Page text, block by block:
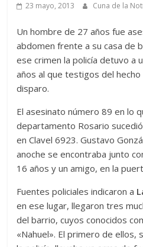
23 mayo, 2013 Cuna de la
Un hombre de 27 años fue
abdomen frente a su casa de
ese crimen la policía detuvo a
años al que testigos del
disparo.
El asesinato número 89 en lo
departamento Rosario
en Clavel 6923. Gustavo
anoche se encontraba junto
16 años y un amigo, en la
Fuentes policiales indicaron a
en ese lugar, llegaron tres
del barrio, cuyos conocidos
«Nahuel». El primero de